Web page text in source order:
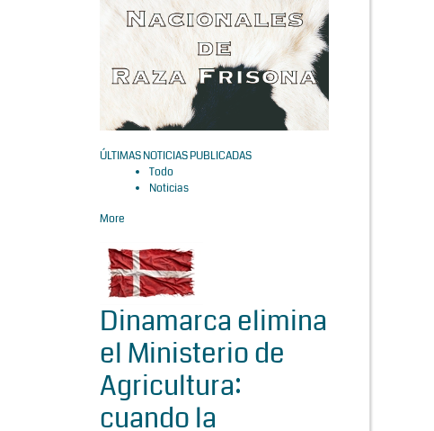
ÚLTIMAS NOTICIAS PUBLICADAS
Todo
Noticias
More
Dinamarca elimina
el Ministerio de
Agricultura:
cuando la